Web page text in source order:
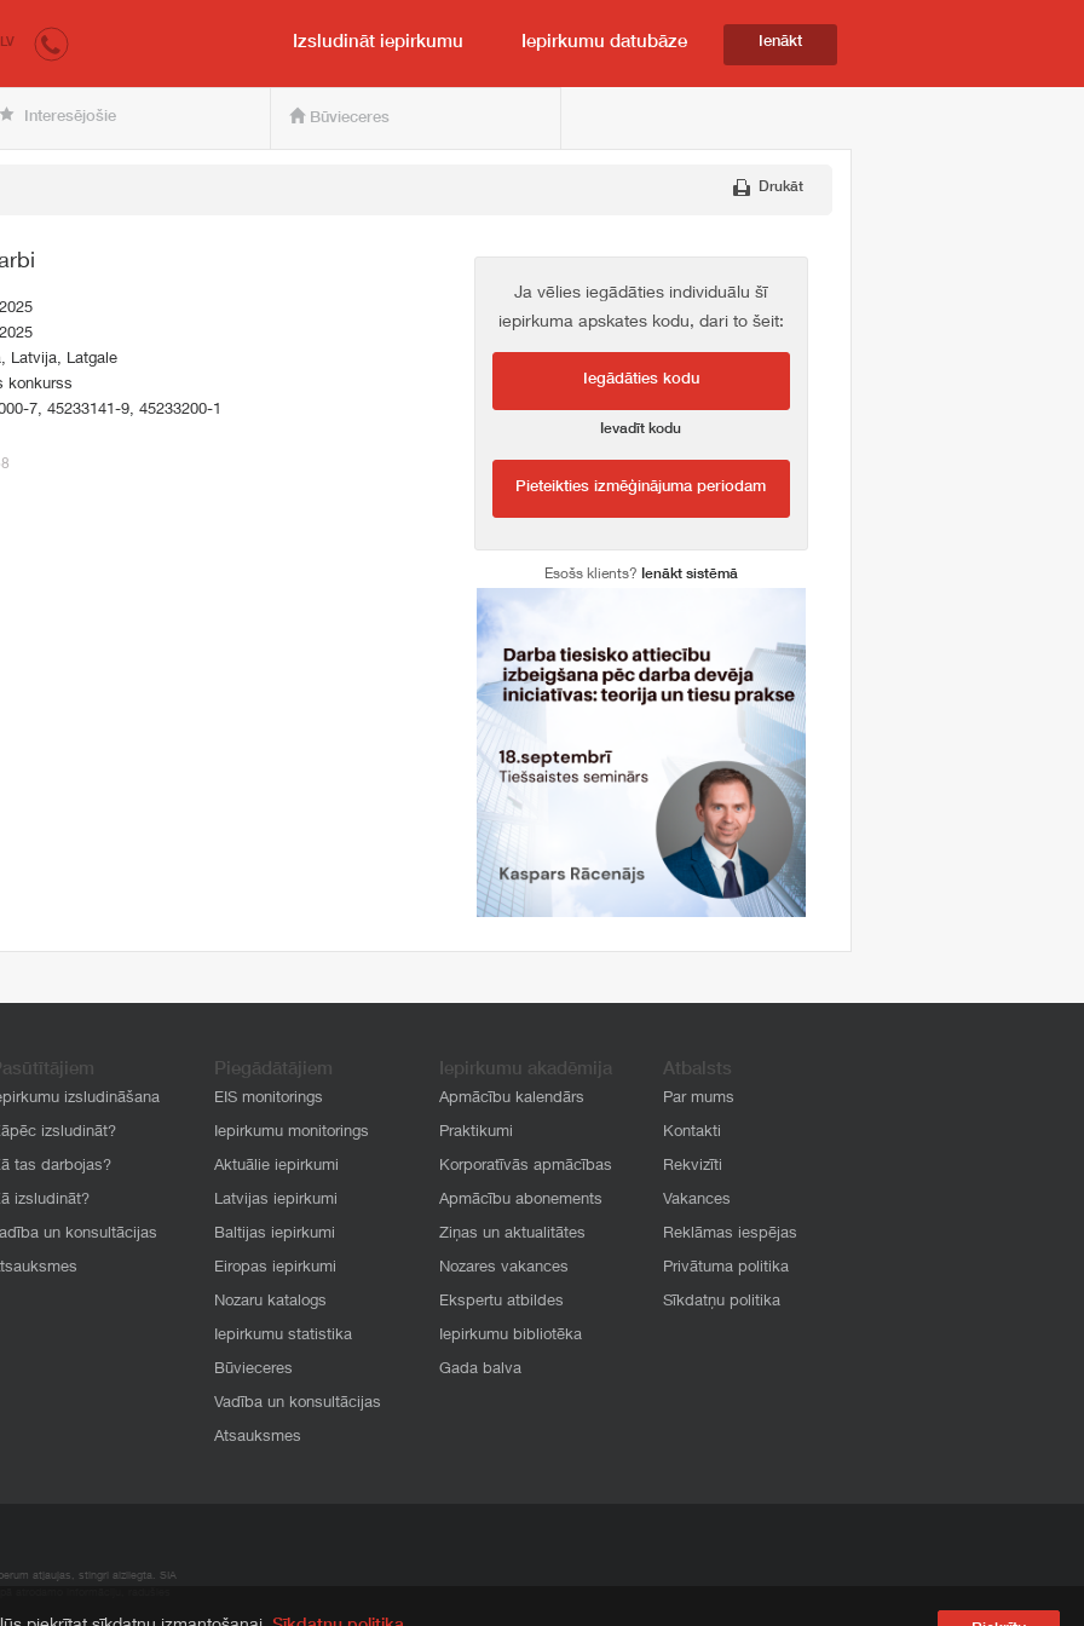
pircējam un pārdevējam
LV Izsludināt iepirkumu Iepirkumu datubāze Ienākt
Interesējošie Būvieceres
Drukāt
Latvija, Latgale
konkurss
7, 45233141-9, 45233200-1
Ja vēlies iegādāties individuālu šī
iepirkuma apskates kodu, dari to šeit:
Iegādāties kodu
Ievadīt kodu
Pieteikties izmēģinājuma periodam
Esošs klients? Ienākt sistēmā
izsludināšana
izsludināt?
tas darbojas?
izsludināt?
un konsultācijas
Piegādātājiem
EIS monitorings
Iepirkumu monitorings
Aktuālie iepirkumi
Latvijas iepirkumi
Baltijas iepirkumi
Eiropas iepirkumi
Nozaru katalogs
Iepirkumu statistika
Būvieceres
Vadība un konsultācijas
Atsauksmes
Iepirkumu akadēmija
Apmācību kalendārs
Praktikumi
Korporatīvās apmācības
Apmācību abonements
Ziņas un aktualitātes
Nozares vakances
Ekspertu atbildes
Iepirkumu bibliotēka
Gada balva
Atbalsts
Par mums
Kontakti
Rekvizīti
Vakances
Reklāmas iespējas
Privātuma politika
Sīkdatņu politika
atļaujas, stingri aizliegta. SIA